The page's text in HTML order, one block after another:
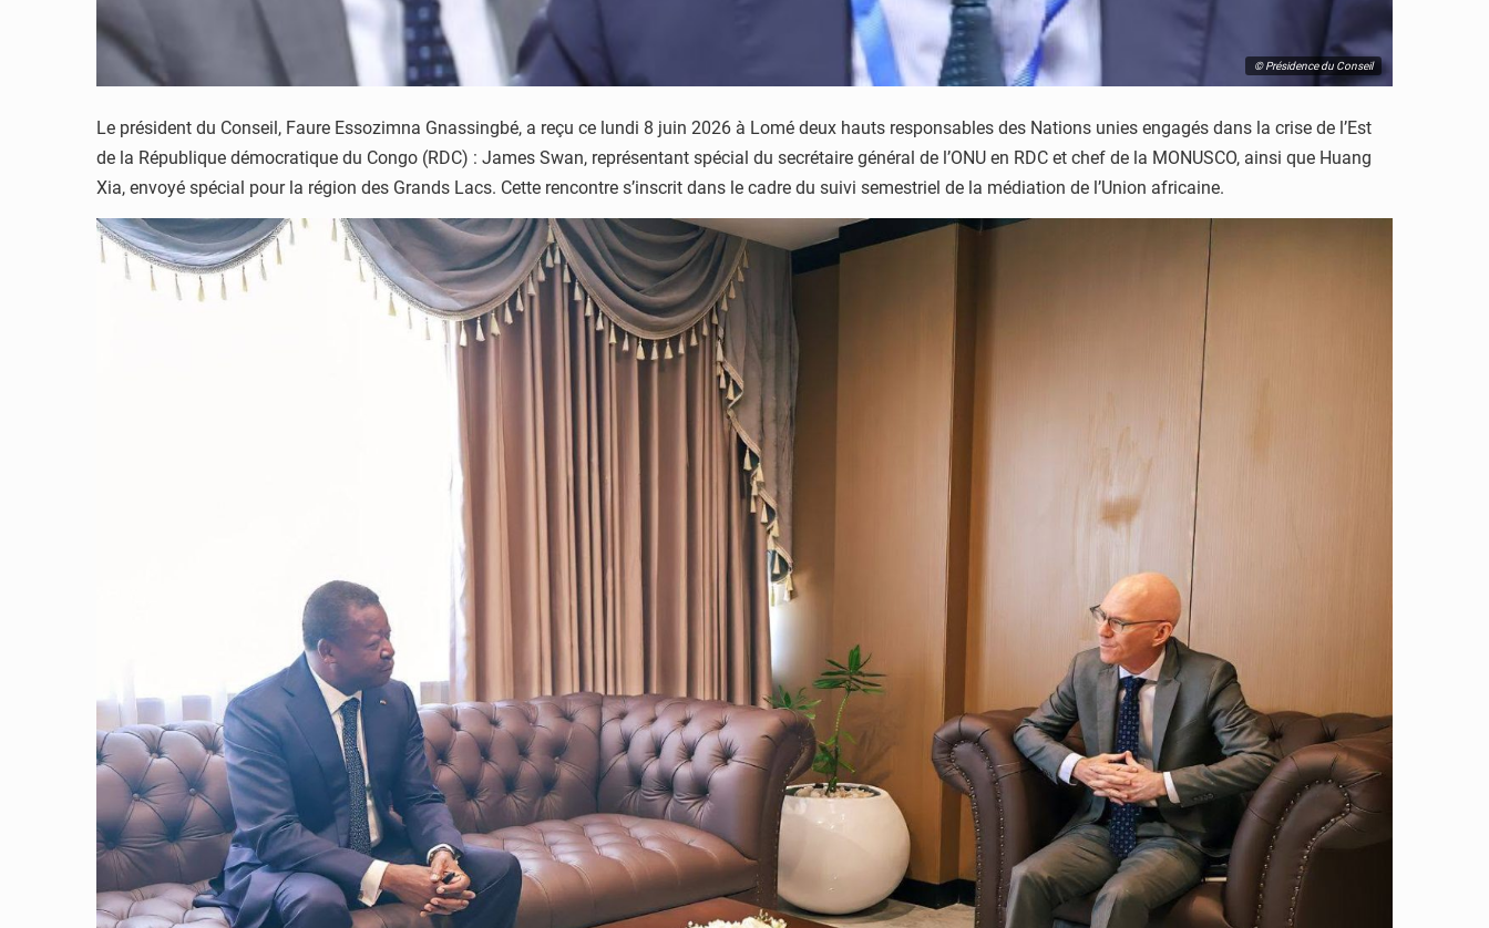
© Présidence du Conseil
Le président du Conseil, Faure Essozimna Gnassingbé, a reçu ce lundi 8 juin 2026 à Lomé deux hauts responsables des Nations unies engagés dans la crise de l’Est
de la République démocratique du Congo (RDC) : James Swan, représentant spécial du secrétaire général de l’ONU en RDC et chef de la MONUSCO, ainsi que Huang
Xia, envoyé spécial pour la région des Grands Lacs. Cette rencontre s’inscrit dans le cadre du suivi semestriel de la médiation de l’Union africaine.